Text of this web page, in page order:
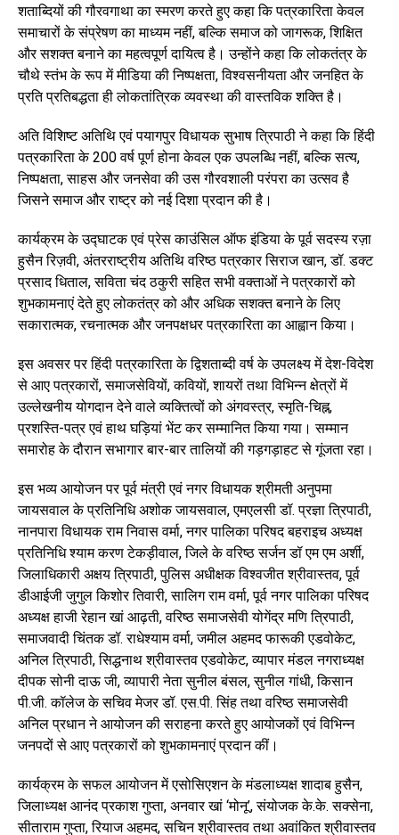
शताब्दियों की गौरवगाथा का स्मरण करते हुए कहा कि पत्रकारिता केवल
समाचारों के संप्रेषण का माध्यम नहीं, बल्कि समाज को जागरूक, शिक्षित
और सशक्त बनाने का महत्वपूर्ण दायित्व है। उन्होंने कहा कि लोकतंत्र के
चौथे स्तंभ के रूप में मीडिया की निष्पक्षता, विश्वसनीयता और जनहित के
प्रति प्रतिबद्धता ही लोकतांत्रिक व्यवस्था की वास्तविक शक्ति है।
अति विशिष्ट अतिथि एवं पयागपुर विधायक सुभाष त्रिपाठी ने कहा कि हिंदी
पत्रकारिता के 200 वर्ष पूर्ण होना केवल एक उपलब्धि नहीं, बल्कि सत्य,
निष्पक्षता, साहस और जनसेवा की उस गौरवशाली परंपरा का उत्सव है
जिसने समाज और राष्ट्र को नई दिशा प्रदान की है।
कार्यक्रम के उद्घाटक एवं प्रेस काउंसिल ऑफ इंडिया के पूर्व सदस्य रज़ा
हुसैन रिज़वी, अंतरराष्ट्रीय अतिथि वरिष्ठ पत्रकार सिराज खान, डॉ. डक्ट
प्रसाद धिताल, सविता चंद ठकुरी सहित सभी वक्ताओं ने पत्रकारों को
शुभकामनाएं देते हुए लोकतंत्र को और अधिक सशक्त बनाने के लिए
सकारात्मक, रचनात्मक और जनपक्षधर पत्रकारिता का आह्वान किया।
इस अवसर पर हिंदी पत्रकारिता के द्विशताब्दी वर्ष के उपलक्ष्य में देश-विदेश
से आए पत्रकारों, समाजसेवियों, कवियों, शायरों तथा विभिन्न क्षेत्रों में
उल्लेखनीय योगदान देने वाले व्यक्तित्वों को अंगवस्त्र, स्मृति-चिह्न,
प्रशस्ति-पत्र एवं हाथ घड़ियां भेंट कर सम्मानित किया गया। सम्मान
समारोह के दौरान सभागार बार-बार तालियों की गड़गड़ाहट से गूंजता रहा।
इस भव्य आयोजन पर पूर्व मंत्री एवं नगर विधायक श्रीमती अनुपमा
जायसवाल के प्रतिनिधि अशोक जायसवाल, एमएलसी डॉ. प्रज्ञा त्रिपाठी,
नानपारा विधायक राम निवास वर्मा, नगर पालिका परिषद बहराइच अध्यक्ष
प्रतिनिधि श्याम करण टेकड़ीवाल, जिले के वरिष्ठ सर्जन डॉ एम एम अर्शी,
जिलाधिकारी अक्षय त्रिपाठी, पुलिस अधीक्षक विश्वजीत श्रीवास्तव, पूर्व
डीआईजी जुगुल किशोर तिवारी, सालिग राम वर्मा, पूर्व नगर पालिका परिषद
अध्यक्ष हाजी रेहान खां आढ़ती, वरिष्ठ समाजसेवी योगेंद्र मणि त्रिपाठी,
समाजवादी चिंतक डॉ. राधेश्याम वर्मा, जमील अहमद फारूकी एडवोकेट,
अनिल त्रिपाठी, सिद्धनाथ श्रीवास्तव एडवोकेट, व्यापार मंडल नगराध्यक्ष
दीपक सोनी दाऊ जी, व्यापारी नेता सुनील बंसल, सुनील गांधी, किसान
पी.जी. कॉलेज के सचिव मेजर डॉ. एस.पी. सिंह तथा वरिष्ठ समाजसेवी
अनिल प्रधान ने आयोजन की सराहना करते हुए आयोजकों एवं विभिन्न
जनपदों से आए पत्रकारों को शुभकामनाएं प्रदान कीं।
कार्यक्रम के सफल आयोजन में एसोसिएशन के मंडलाध्यक्ष शादाब हुसैन,
जिलाध्यक्ष आनंद प्रकाश गुप्ता, अनवार खां ‘मोनू’, संयोजक के.के. सक्सेना,
सीताराम गुप्ता, रियाज अहमद, सचिन श्रीवास्तव तथा अवांकित श्रीवास्तव